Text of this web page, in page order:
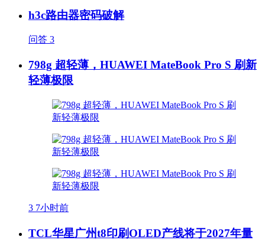
h3c路由器密码破解
问答 3
798g 超轻薄，HUAWEI MateBook Pro S 刷新
轻薄极限
3 7小时前
TCL华星广州t8印刷OLED产线将于2027年量